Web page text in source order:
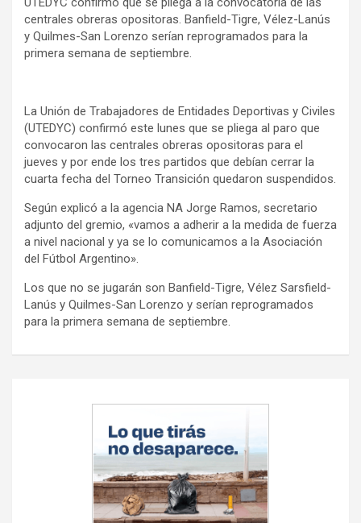
ce
b
o
k
se
n
g
tt
er
at
s
A
p
e
gr
a
ail tF
ri
dl
y
centrales obreras opositoras. Banfield-Tigre, Vélez-Lanús
y Quilmes-San Lorenzo serían reprogramados para la
primera semana de septiembre.
La Unión de Trabajadores de Entidades Deportivas y Civiles
(UTEDYC) confirmó este lunes que se pliega al paro que
convocaron las centrales obreras opositoras para el
jueves y por ende los tres partidos que debían cerrar la
cuarta fecha del Torneo Transición quedaron suspendidos.
Según explicó a la agencia NA Jorge Ramos, secretario
adjunto del gremio, «vamos a adherir a la medida de fuerza
a nivel nacional y ya se lo comunicamos a la Asociación
del Fútbol Argentino».
Los que no se jugarán son Banfield-Tigre, Vélez Sarsfield-
Lanús y Quilmes-San Lorenzo y serían reprogramados
para la primera semana de septiembre.